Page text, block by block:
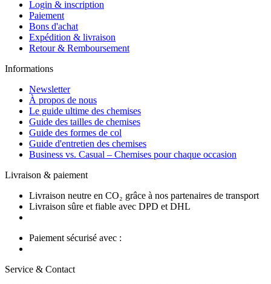
Login & inscription
Paiement
Bons d'achat
Expédition & livraison
Retour & Remboursement
Informations
Newsletter
À propos de nous
Le guide ultime des chemises
Guide des tailles de chemises
Guide des formes de col
Guide d'entretien des chemises
Business vs. Casual – Chemises pour chaque occasion
Livraison & paiement
Livraison neutre en CO₂ grâce à nos partenaires de transport
Livraison sûre et fiable avec DPD et DHL
Paiement sécurisé avec :
Service & Contact